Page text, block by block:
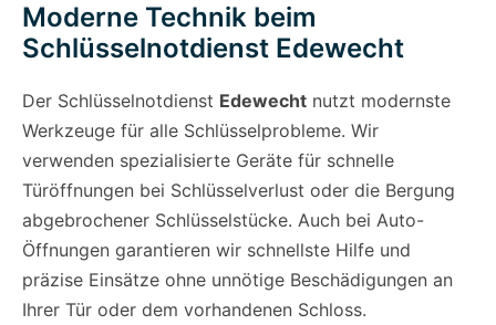
Moderne Technik beim
Schlüsselnotdienst Edewecht
Der Schlüsselnotdienst Edewecht nutzt modernste
Werkzeuge für alle Schlüsselprobleme. Wir
verwenden spezialisierte Geräte für schnelle
Türöffnungen bei Schlüsselverlust oder die Bergung
abgebrochener Schlüsselstücke. Auch bei Auto-
Öffnungen garantieren wir schnellste Hilfe und
präzise Einsätze ohne unnötige Beschädigungen an
Ihrer Tür oder dem vorhandenen Schloss.